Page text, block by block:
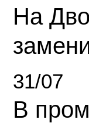
На
31/07
В